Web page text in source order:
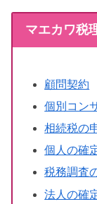
マエカワ税
顧問契約
個別コン
相続税の
個人の確
税務調査
法人の確